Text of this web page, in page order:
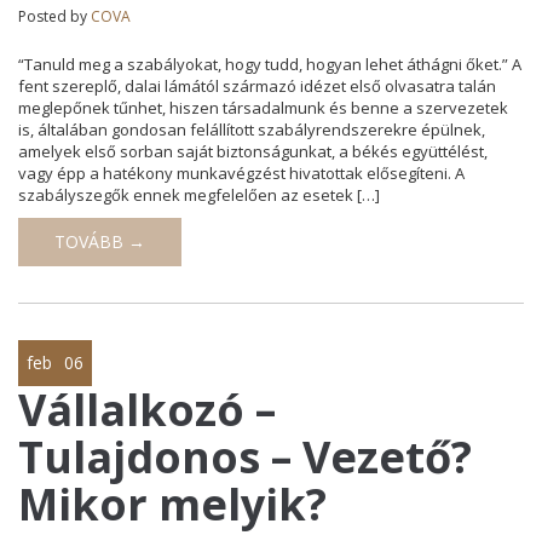
Posted by COVA
“Tanuld meg a szabályokat, hogy tudd, hogyan lehet áthágni őket.” A
fent szereplő, dalai lámától származó idézet első olvasatra talán
meglepőnek tűnhet, hiszen társadalmunk és benne a szervezetek
is, általában gondosan felállított szabályrendszerekre épülnek,
amelyek első sorban saját biztonságunkat, a békés együttélést,
vagy épp a hatékony munkavégzést hivatottak elősegíteni. A
szabályszegők ennek megfelelően az esetek […]
TOVÁBB →
feb 06
Vállalkozó –
Tulajdonos – Vezető?
Mikor melyik?